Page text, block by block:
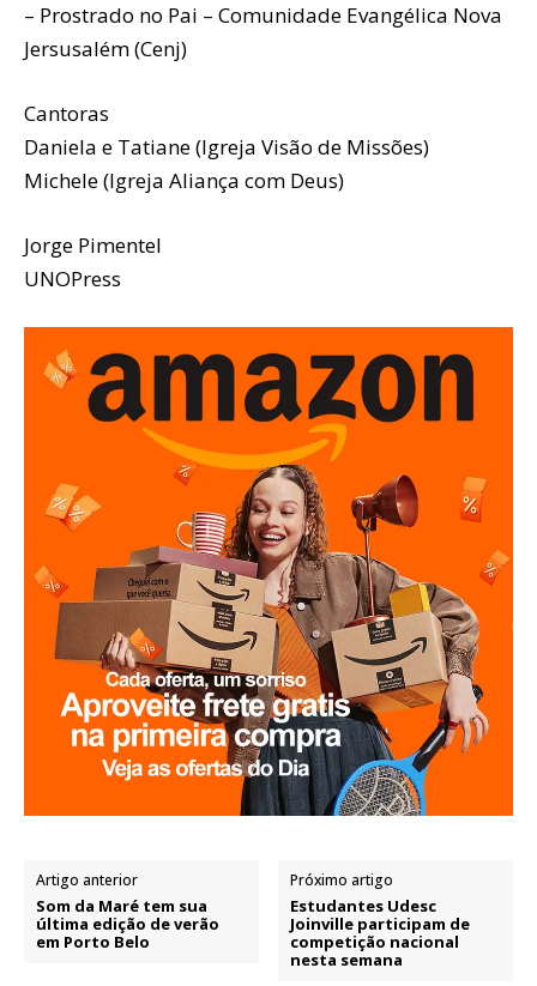
– Prostrado no Pai – Comunidade Evangélica Nova
Jersusalém (Cenj)
Cantoras
Daniela e Tatiane (Igreja Visão de Missões)
Michele (Igreja Aliança com Deus)
Jorge Pimentel
UNOPress
Artigo anterior
Som da Maré tem sua
última edição de verão
em Porto Belo
Próximo artigo
Estudantes Udesc
Joinville participam de
competição nacional
nesta semana